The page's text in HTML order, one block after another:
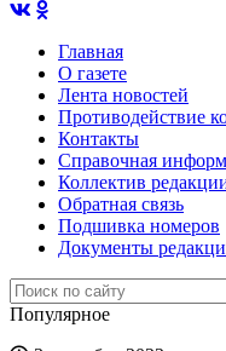
Главная
О газете
Лента новостей
Противодействие
Контакты
Справочная
Коллектив
Обратная связь
Подшивка номеров
Документы
Популярное